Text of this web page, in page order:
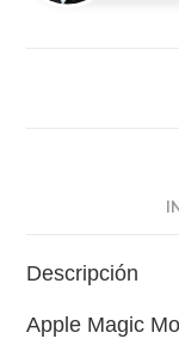
Descripción
Apple Magic